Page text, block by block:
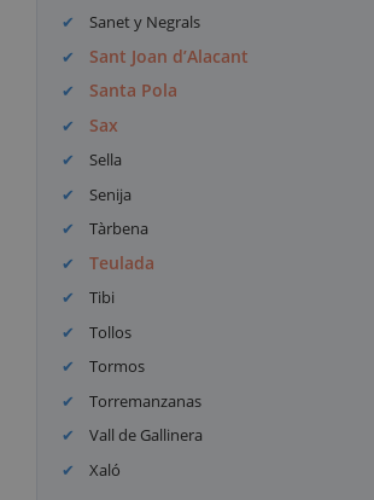
Sanet y Negrals
Sant Joan d’Alacant
Santa Pola
Sax
Sella
Senija
Tàrbena
Teulada
Tibi
Tollos
Tormos
Torremanzanas
Vall de Gallinera
Xaló